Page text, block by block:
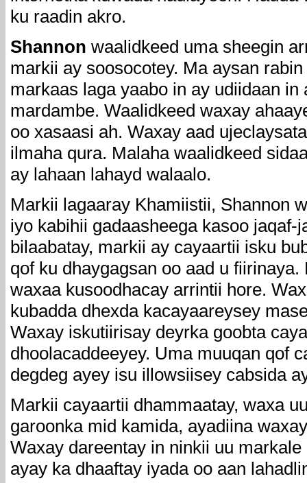
ku raadin akro.
Shannon waalidkeed uma sheegin
markii ay soosocotey. Ma aysan
markaas laga yaabo in ay udiidaan in
mardambe. Waalidkeed waxay
oo xasaasi ah. Waxay aad
ilmaha qura. Malaha waalidkeed
ay lahaan lahayd walaalo.
Markii lagaaray Khamiistii, Shannon
iyo kabihii gadaasheega kasoo jaqaf-
bilaabatay, markii ay cayaartii isku
qof ku dhaygagsan oo aad u
waxaa kusoodhacay arrintii hore.
kubadda dhexda kacayaareysey
Waxay iskutiirisay deyrka goobta
dhoolacaddeeyey. Uma muuqan qof
degdeg ayey isu illowsiisey cabsida
Markii cayaartii dhammaatay, waxa
garoonka mid kamida, ayadiina
Waxay dareentay in ninkii uu
ayay ka dhaaftay iyada oo aan